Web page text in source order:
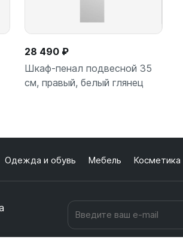
28 490 ₽
Шкаф-пенал подвесной 35
см, правый, белый глянец
Одежда и обувь Мебель Косметика